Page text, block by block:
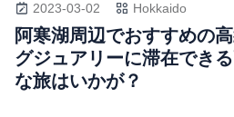
2023-03-02 Hokkaido
阿寒湖周辺でおすすめの
グジュアリーに滞在でき
な旅はいかが？